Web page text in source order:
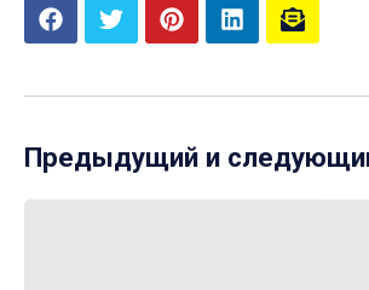
Предыдущий и